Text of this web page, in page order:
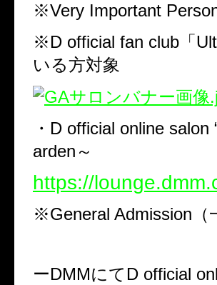
※Very Important
※D official fan club「
いる方対象
・D official online
arden～
https://
※General Admission（
ーDMMにてD official